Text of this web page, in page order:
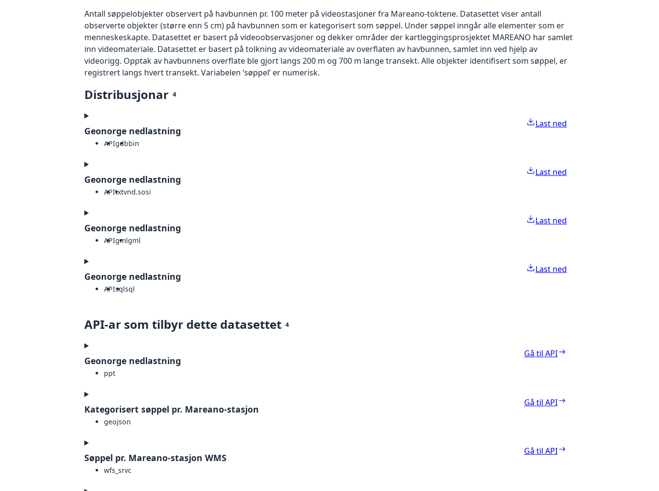
Antall søppelobjekter observert på havbunnen pr. 100 meter på videostasjoner fra Mareano-toktene. Datasettet viser antall
observerte objekter (større enn 5 cm) på havbunnen som er kategorisert som søppel. Under søppel inngår alle elementer som er
menneskeskapte. Datasettet er basert på videoobservasjoner og dekker områder der kartleggingsprosjektet MAREANO har samlet
inn videomateriale. Datasettet er basert på tolkning av videomateriale av overflaten av havbunnen, samlet inn ved hjelp av
videorigg. Opptak av havbunnens overflate ble gjort langs 200 m og 700 m lange transekt. Alle objekter identifisert som søppel, er
registrert langs hvert transekt. Variabelen ‘søppel’ er numerisk.
Distribusjonar 4
Geonorge nedlastning
APIgdbbin
Last ned
Geonorge nedlastning
APItxtvnd.sosi
Last ned
Geonorge nedlastning
APIgmlgml
Last ned
Geonorge nedlastning
APIsqlsql
Last ned
API-ar som tilbyr dette datasettet 4
Geonorge nedlastning
ppt
Gå til API
Kategorisert søppel pr. Mareano-stasjon
geojson
Gå til API
Søppel pr. Mareano-stasjon WMS
wfs_srvc
Gå til API